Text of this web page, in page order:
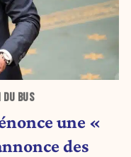
DU BUS
une «
des